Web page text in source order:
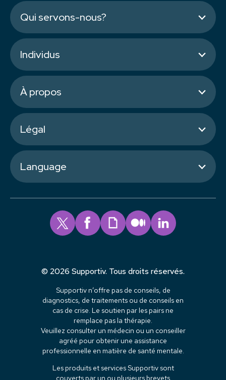
Qui servons-nous?
Individus
À propos
Légal
Language
© 2026 Supportiv. Tous droits réservés.
Supportiv n’offre pas de conseils, de
diagnostics, de traitements ou de conseils en
cas de crise. Le soutien par les pairs ne
remplace pas la thérapie.
Veuillez consulter un médecin ou un conseiller
agréé pour obtenir une assistance
professionnelle en matière de santé mentale.
Les produits et services Supportiv sont
couverts par un ou plusieurs brevets